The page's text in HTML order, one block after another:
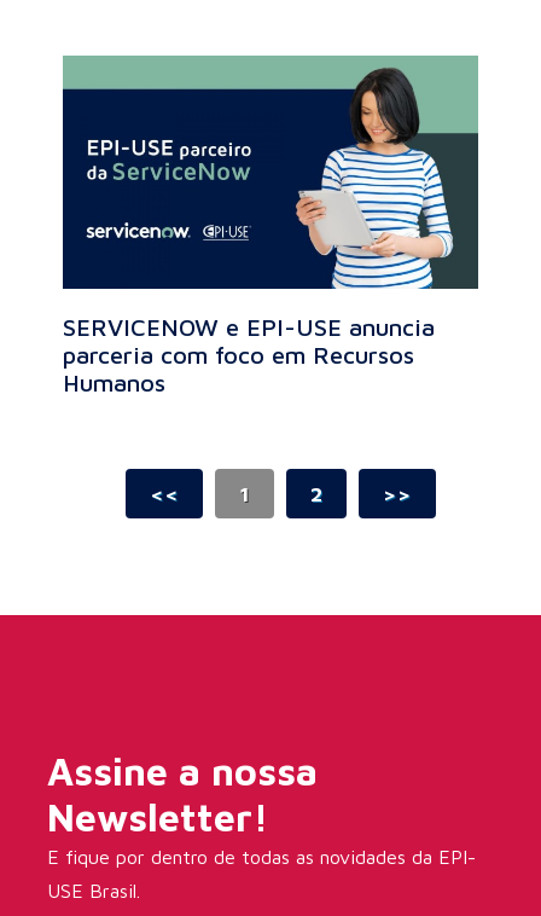
SERVICENOW e EPI-USE anuncia
parceria com foco em Recursos
Humanos
<< 1 2 >>
Assine a nossa
Newsletter!
E fique por dentro de todas as novidades da EPI-
USE Brasil.